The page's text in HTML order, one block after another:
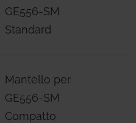
dei satelliti di
GE556-2.
telaio.
VALVOLA DI
GE556-SM
Standard
Mantello per
GE556-SM
Compatto